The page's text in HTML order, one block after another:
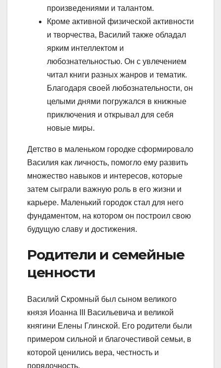
произведениями и талантом.
Кроме активной физической активности
и творчества, Василий также обладал
ярким интеллектом и
любознательностью. Он с увлечением
читал книги разных жанров и тематик.
Благодаря своей любознательности, он
целыми днями погружался в книжные
приключения и открывал для себя
новые миры.
Детство в маленьком городке сформировало
Василия как личность, помогло ему развить
множество навыков и интересов, которые
затем сыграли важную роль в его жизни и
карьере. Маленький городок стал для него
фундаментом, на котором он построил свою
будущую славу и достижения.
Родители и семейные
ценности
Василий Скромный был сыном великого
князя Иоанна III Васильевича и великой
княгини Елены Глинской. Его родители были
примером сильной и благочестивой семьи, в
которой ценились вера, честность и
порядочность.